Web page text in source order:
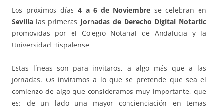
Los próximos días 4 a 6 de Noviembre se celebran en
Sevilla las primeras Jornadas de Derecho Digital Notartic
promovidas por el Colegio Notarial de Andalucía y la
Universidad Hispalense.
Estas líneas son para invitaros, a algo más que a las
Jornadas. Os invitamos a lo que se pretende que sea el
comienzo de algo que consideramos muy importante, que
es: de un lado una mayor concienciación en temas